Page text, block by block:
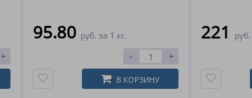
+
95.80 руб. за 1 кг.
- +
В КОРЗИНУ
221 руб.